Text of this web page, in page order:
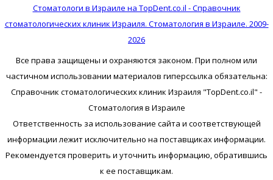
Стоматологи в Израиле на TopDent.co.il - Справочник
стоматологических клиник Израиля. Стоматология в Израиле. 2009-
2026
Все права защищены и охраняются законом. При полном или
частичном использовании материалов гиперссылка обязательна:
Справочник стоматологических клиник Израиля "TopDent.co.il" -
Стоматология в Израиле
Ответственность за использование сайта и соответствующей
информации лежит исключительно на поставщиках информации.
Рекомендуется проверить и уточнить информацию, обратившись
к ее поставщикам.